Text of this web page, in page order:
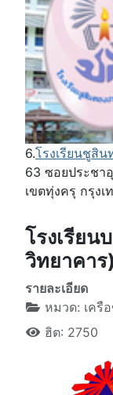
6.โรงเรียนชูสิ
63 ซอยประชา
เขตทุ่งครุ กรุง
โรงเรียน
วิทยาคาร)
รายละเอียด
หมวด: เครื
ฮิต: 2750